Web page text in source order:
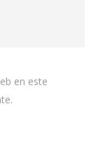
en este